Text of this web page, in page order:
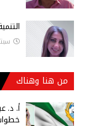
سبتمبر
من هنا وهناك
أ‌. د.